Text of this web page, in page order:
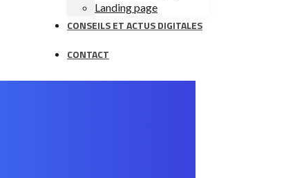
Landing page
CONSEILS ET ACTUS DIGITALES
CONTACT